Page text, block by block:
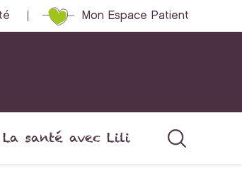
Mon Espace Patient
La santé avec Lili